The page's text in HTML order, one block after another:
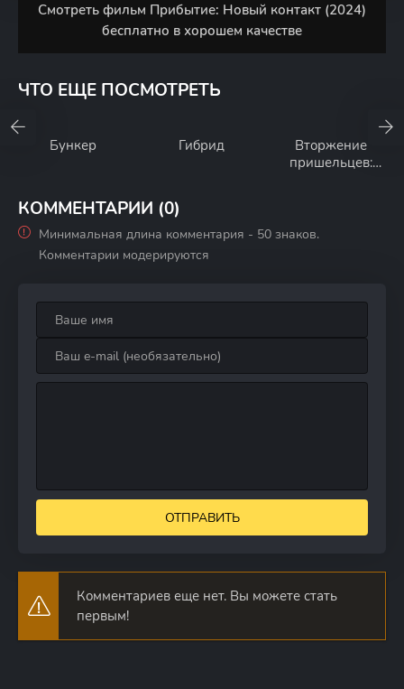
Смотреть фильм Прибытие: Новый контакт (2024)
бесплатно в хорошем качестве
ЧТО ЕЩЕ ПОСМОТРЕТЬ
Бункер Гибрид
Вторжение
пришельцев:
КОММЕНТАРИИ (0)
Минимальная длина комментария - 50 знаков.
Комментарии модерируются
ОТПРАВИТЬ
Комментариев еще нет. Вы можете стать
первым!